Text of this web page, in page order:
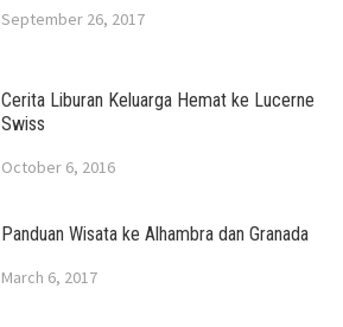
September 26, 2017
Cerita Liburan Keluarga Hemat ke Lucerne
Swiss
October 6, 2016
Panduan Wisata ke Alhambra dan Granada
March 6, 2017